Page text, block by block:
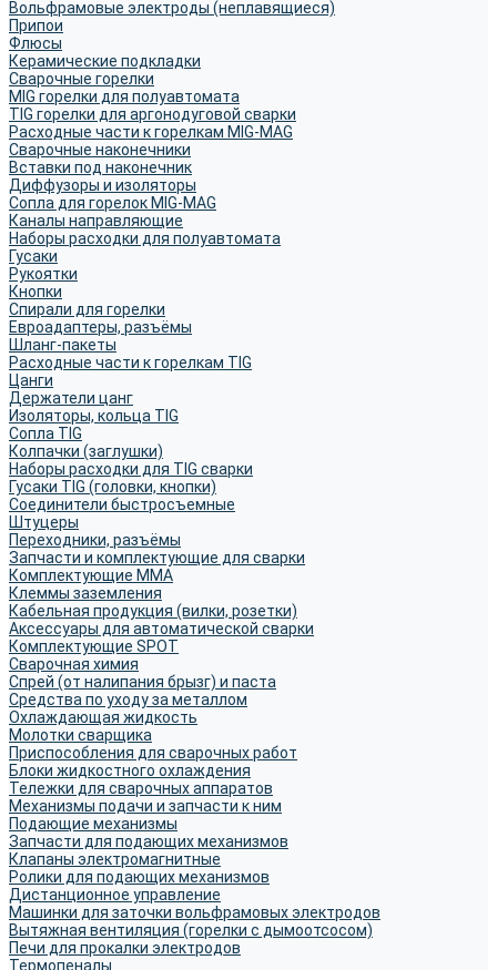
Вольфрамовые электроды (неплавящиеся)
Припои
Флюсы
Керамические подкладки
Сварочные горелки
MIG горелки для полуавтомата
TIG горелки для аргонодуговой сварки
Расходные части к горелкам MIG-MAG
Сварочные наконечники
Вставки под наконечник
Диффузоры и изоляторы
Сопла для горелок MIG-MAG
Каналы направляющие
Наборы расходки для полуавтомата
Гусаки
Рукоятки
Кнопки
Спирали для горелки
Евроадаптеры, разъёмы
Шланг-пакеты
Расходные части к горелкам TIG
Цанги
Держатели цанг
Изоляторы, кольца TIG
Сопла TIG
Колпачки (заглушки)
Наборы расходки для TIG сварки
Гусаки TIG (головки, кнопки)
Соединители быстросъемные
Штуцеры
Переходники, разъёмы
Запчасти и комплектующие для сварки
Комплектующие ММА
Клеммы заземления
Кабельная продукция (вилки, розетки)
Аксессуары для автоматической сварки
Комплектующие SPOT
Сварочная химия
Спрей (от налипания брызг) и паста
Средства по уходу за металлом
Охлаждающая жидкость
Молотки сварщика
Приспособления для сварочных работ
Блоки жидкостного охлаждения
Тележки для сварочных аппаратов
Механизмы подачи и запчасти к ним
Подающие механизмы
Запчасти для подающих механизмов
Клапаны электромагнитные
Ролики для подающих механизмов
Дистанционное управление
Машинки для заточки вольфрамовых электродов
Вытяжная вентиляция (горелки с дымоотсосом)
Печи для прокалки электродов
Термопеналы